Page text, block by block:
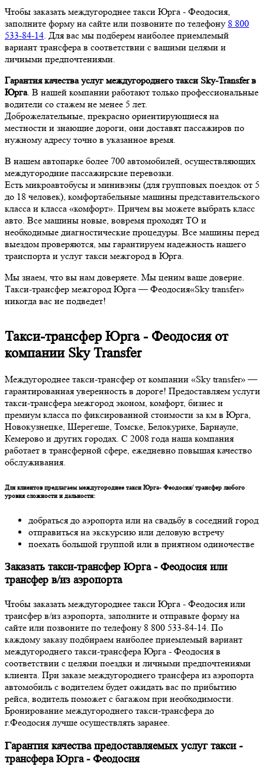
Чтобы заказать междугороднее такси Юрга - Феодосия,
заполните форму на сайте или позвоните по телефону 8 800
533-84-14. Для вас мы подберем наиболее приемлемый
вариант трансфера в соответствии с вашими целями и
личными предпочтениями.
Гарантия качества услуг междугороднего такси Sky-Transfer в
Юрга. В нашей компании работают только профессиональные
водители со стажем не менее 5 лет.
Доброжелательные, прекрасно ориентирующиеся на
местности и знающие дороги, они доставят пассажиров по
нужному адресу точно в указанное время.
В нашем автопарке более 700 автомобилей, осуществляющих
междугородние пассажирские перевозки.
Есть микроавтобусы и минивэны (для групповых поездок от 5
до 18 человек), комфортабельные машины представительского
класса и класса «комфорт». Причем вы можете выбрать класс
авто. Все машины новые, вовремя проходят ТО и
необходимые диагностические процедуры. Все машины перед
выездом проверяются, мы гарантируем надежность нашего
транспорта и услуг такси межгород в Юрга.
Мы знаем, что вы нам доверяете. Мы ценим ваше доверие.
Такси-трансфер межгород Юрга — Феодосия«Sky transfer»
никогда вас не подведет!
Такси-трансфер Юрга - Феодосия от
компании Sky Transfer
Междугороднее такси-трансфер от компании «Sky transfer» —
гарантированная уверенность в дороге! Предоставляем услуги
такси-трансфера межгород эконом, комфорт, бизнес и
премиум класса по фиксированной стоимости за км в Юрга,
Новокузнецке, Шерегеше, Томске, Белокурихе, Барнауле,
Кемерово и других городах. С 2008 года наша компания
работает в трансферной сфере, ежедневно повышая качество
обслуживания.
Для клиентов предлагаем междугороднее такси Юрга- Феодосия/ трансфер любого
уровня сложности и дальности:
добраться до аэропорта или на свадьбу в соседний город
отправиться на экскурсию или деловую встречу
поехать большой группой или в приятном одиночестве
Заказать такси-трансфер Юрга - Феодосия или
трансфер в/из аэропорта
Чтобы заказать междугороднее такси Юрга - Феодосия или
трансфер в/из аэропорта, заполните и отправьте форму на
сайте или позвоните по телефону 8 800 533-84-14. По
каждому заказу подбираем наиболее приемлемый вариант
междугороднего такси-трансфера Юрга - Феодосия в
соответствии с целями поездки и личными предпочтениями
клиента. При заказе междугороднего трансфера из аэропорта
автомобиль с водителем будет ожидать вас по прибытию
рейса, водитель поможет с багажом при необходимости.
Бронирование междугороднего такси-трансфера до
г.Феодосия лучше осуществлять заранее.
Гарантия качества предоставляемых услуг такси -
трансфера Юрга - Феодосия